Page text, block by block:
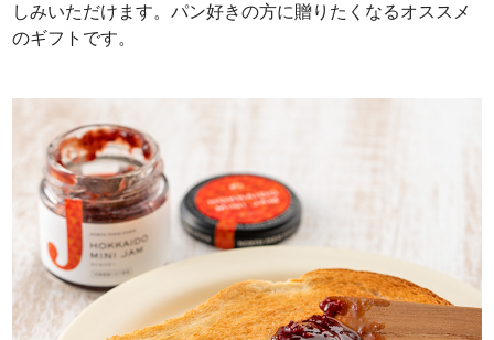
しみいただけます。パン好きの方に贈りたくなるオススメ
のギフトです。